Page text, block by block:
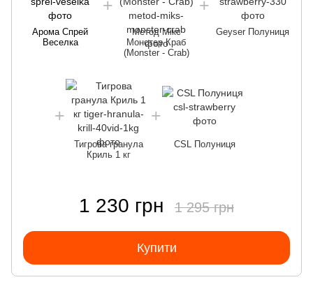
Арома Спрей
Веселка
Метод Мікс
Монстер Краб
(Monster - Crab)
Geyser Полуниця
Тигрова гранула
Криль 1 кг
CSL Полуниця
1 230 грн 1 295 грн
Купити